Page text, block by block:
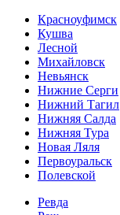
Красноуфимск
Кушва
Лесной
Михайловск
Невьянск
Нижние Серги
Нижний Тагил
Нижняя Салда
Нижняя Тура
Новая Ляля
Первоуральск
Полевской
Ревда